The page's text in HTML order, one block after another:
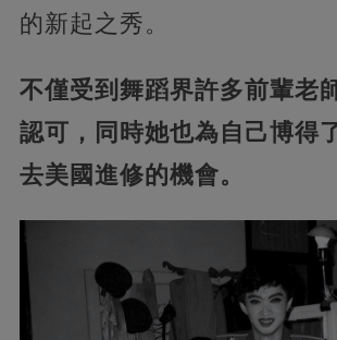
的新起之秀。
不僅受到舞蹈界許多前輩老
認可，同時她也為自己博得
去美國進修的機會。